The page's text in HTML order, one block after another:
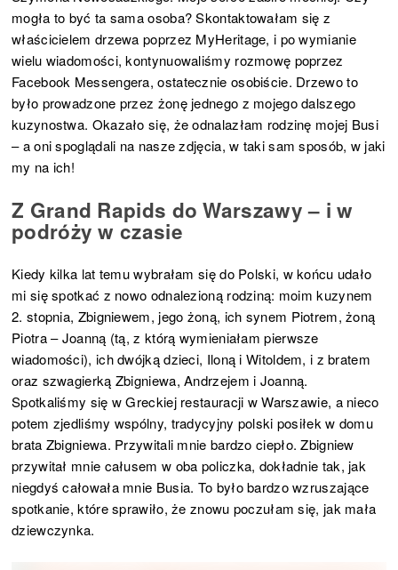
mogła to być ta sama osoba? Skontaktowałam się z
właścicielem drzewa poprzez MyHeritage, i po wymianie
wielu wiadomości, kontynuowaliśmy rozmowę poprzez
Facebook Messengera, ostatecznie osobiście. Drzewo to
było prowadzone przez żonę jednego z mojego dalszego
kuzynostwa. Okazało się, że odnalazłam rodzinę mojej Busi
– a oni spoglądali na nasze zdjęcia, w taki sam sposób, w jaki
my na ich!
Z Grand Rapids do Warszawy – i w
podróży w czasie
Kiedy kilka lat temu wybrałam się do Polski, w końcu udało
mi się spotkać z nowo odnalezioną rodziną: moim kuzynem
2. stopnia, Zbigniewem, jego żoną, ich synem Piotrem, żoną
Piotra – Joanną (tą, z którą wymieniałam pierwsze
wiadomości), ich dwójką dzieci, Iloną i Witoldem, i z bratem
oraz szwagierką Zbigniewa, Andrzejem i Joanną.
Spotkaliśmy się w Greckiej restauracji w Warszawie, a nieco
potem zjedliśmy wspólny, tradycyjny polski posiłek w domu
brata Zbigniewa. Przywitali mnie bardzo ciepło. Zbigniew
przywitał mnie całusem w oba policzka, dokładnie tak, jak
niegdyś całowała mnie Busia. To było bardzo wzruszające
spotkanie, które sprawiło, że znowu poczułam się, jak mała
dziewczynka.